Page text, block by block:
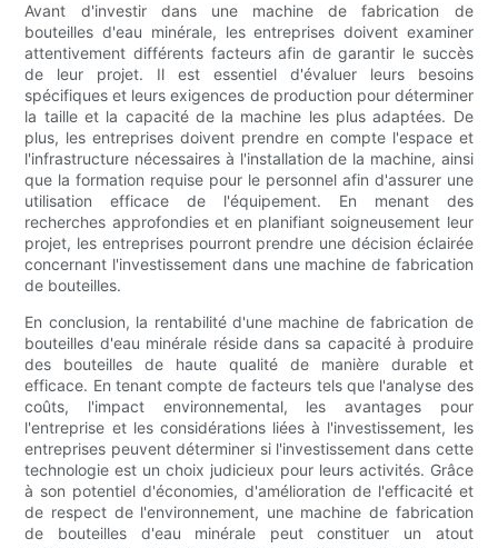
Avant d'investir dans une machine de fabrication de
bouteilles d'eau minérale, les entreprises doivent examiner
attentivement différents facteurs afin de garantir le succès
de leur projet. Il est essentiel d'évaluer leurs besoins
spécifiques et leurs exigences de production pour déterminer
la taille et la capacité de la machine les plus adaptées. De
plus, les entreprises doivent prendre en compte l'espace et
l'infrastructure nécessaires à l'installation de la machine, ainsi
que la formation requise pour le personnel afin d'assurer une
utilisation efficace de l'équipement. En menant des
recherches approfondies et en planifiant soigneusement leur
projet, les entreprises pourront prendre une décision éclairée
concernant l'investissement dans une machine de fabrication
de bouteilles.
En conclusion, la rentabilité d'une machine de fabrication de
bouteilles d'eau minérale réside dans sa capacité à produire
des bouteilles de haute qualité de manière durable et
efficace. En tenant compte de facteurs tels que l'analyse des
coûts, l'impact environnemental, les avantages pour
l'entreprise et les considérations liées à l'investissement, les
entreprises peuvent déterminer si l'investissement dans cette
technologie est un choix judicieux pour leurs activités. Grâce
à son potentiel d'économies, d'amélioration de l'efficacité et
de respect de l'environnement, une machine de fabrication
de bouteilles d'eau minérale peut constituer un atout